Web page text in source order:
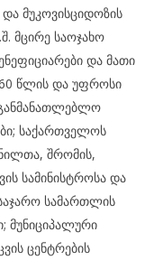
მუკოვისციდოზის
მცირე საოჯახო
და მათი
წლის და უფროსი
საქართველოს
შრომის,
სამინისტროსა და
სამართლის
მუნიციპალური
ცენტრების